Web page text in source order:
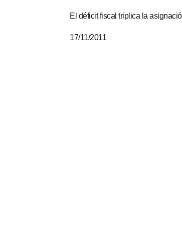
El déficit fiscal triplica la
17/11/2011